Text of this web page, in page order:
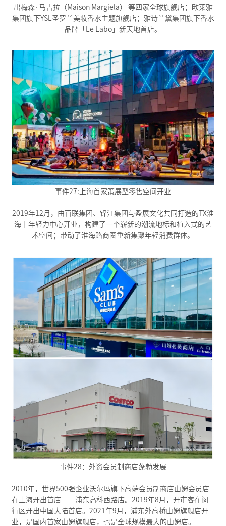
出梅森·马吉拉（Maison Margiela） 等四家全球旗舰店；欧莱雅
集团旗下YSL圣罗兰美妆香水主题旗舰店；雅诗兰黛集团旗下香水
品牌「Le Labo」新天地首店。
事件27:上海首家策展型零售空间开业
2019年12月，由百联集团、锦江集团与盈展文化共同打造的TX淮
海｜年轻力中心开业，构建了一个崭新的潮流地标和植入式的艺
术空间；带动了淮海路商圈重新集聚年轻消费群体。
事件28：外资会员制商店蓬勃发展
2010年，世界500强企业沃尔玛旗下高端会员制商店山姆会员店
在上海开出首店——浦东高科西路店。2019年8月，开市客在闵
行区开出中国大陆首店。 2021年9月，浦东外高桥山姆旗舰店开
业，是国内首家山姆旗舰店，也是全球规模最大的山姆店。